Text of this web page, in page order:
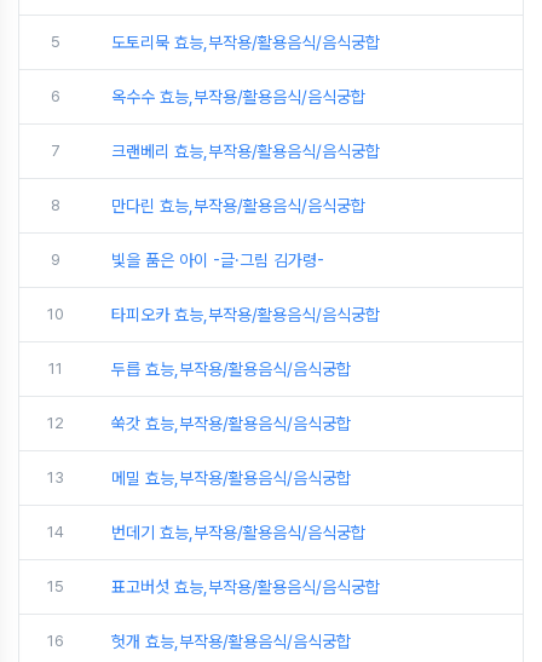
5 도토리묵 효능,부작용/활용음식/음식궁합
6 옥수수 효능,부작용/활용음식/음식궁합
7 크랜베리 효능,부작용/활용음식/음식궁합
8 만다린 효능,부작용/활용음식/음식궁합
9 빛을 품은 아이 -글·그림 김가령-
10 타피오카 효능,부작용/활용음식/음식궁합
11 두릅 효능,부작용/활용음식/음식궁합
12 쑥갓 효능,부작용/활용음식/음식궁합
13 메밀 효능,부작용/활용음식/음식궁합
14 번데기 효능,부작용/활용음식/음식궁합
15 표고버섯 효능,부작용/활용음식/음식궁합
16 헛개 효능,부작용/활용음식/음식궁합